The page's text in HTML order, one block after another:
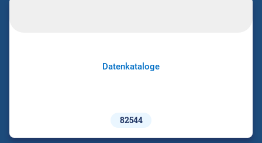
Datenkataloge
82544